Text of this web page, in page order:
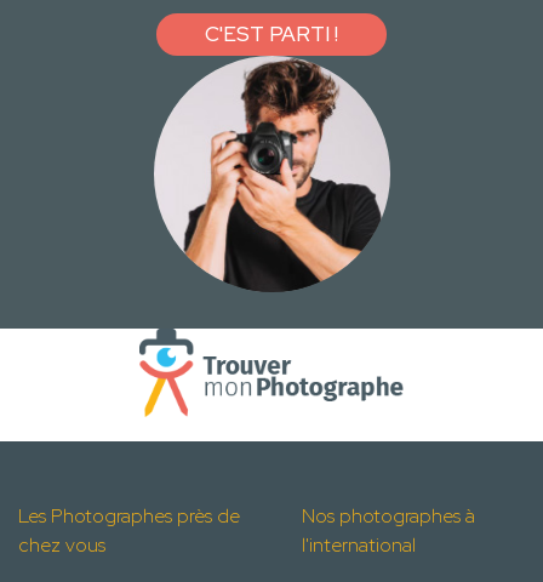
C'EST PARTI !
Les Photographes près de
chez vous
Nos photographes à
l'international